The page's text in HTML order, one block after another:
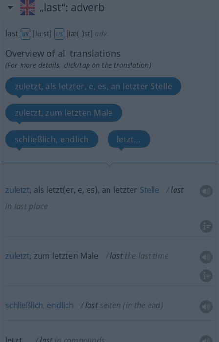
„last“: adverb
last BR [lɑːst] US [læ(ː)st] adv
Overview of all translations
(For more details, click/tap on the translation)
zuletzt, als letzter, e, es, an letzter Stelle
zuletzt, zum letzten Male
schließlich, endlich letzt…
zuletzt, als letzt(er, e, es), an letzter Stelle
last
in last place
zuletzt, zum letzten Male last the last time
schließlich, endlich last selten (in the end)